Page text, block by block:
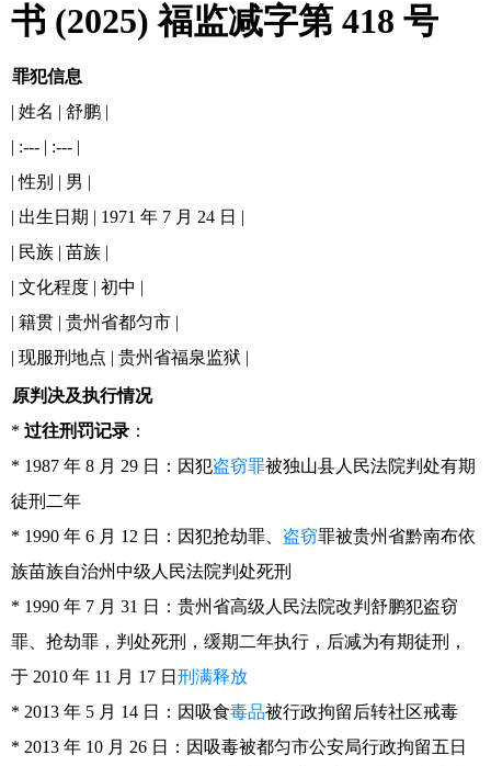
书 (2025) 福监减字第 418 号
罪犯信息
| 姓名 | 舒鹏 |
| :--- | :--- |
| 性别 | 男 |
| 出生日期 | 1971 年 7 月 24 日 |
| 民族 | 苗族 |
| 文化程度 | 初中 |
| 籍贯 | 贵州省都匀市 |
| 现服刑地点 | 贵州省福泉监狱 |
原判决及执行情况
* 过往刑罚记录 ：
* 1987 年 8 月 29 日：因犯盗窃罪被独山县人民法院判处有期
徒刑二年
* 1990 年 6 月 12 日：因犯抢劫罪、 盗窃罪被贵州省黔南布依
族苗族自治州中级人民法院判处死刑
* 1990 年 7 月 31 日：贵州省高级人民法院改判舒鹏犯盗窃
罪、抢劫罪，判处死刑，缓期二年执行，后减为有期徒刑，
于 2010 年 11 月 17 日 刑满释放
* 2013 年 5 月 14 日：因吸食毒品被行政拘留后转社区戒毒
* 2013 年 10 月 26 日：因吸毒被都匀市公安局行政拘留五日